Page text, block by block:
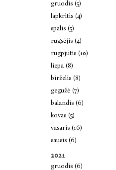
gruodis (5)
lapkritis (4)
spalis (5)
rugsėjis (4)
rugpjūtis (10)
liepa (8)
birželis (8)
gegužė (7)
balandis (6)
kovas (5)
vasaris (16)
sausis (6)
2021
gruodis (6)